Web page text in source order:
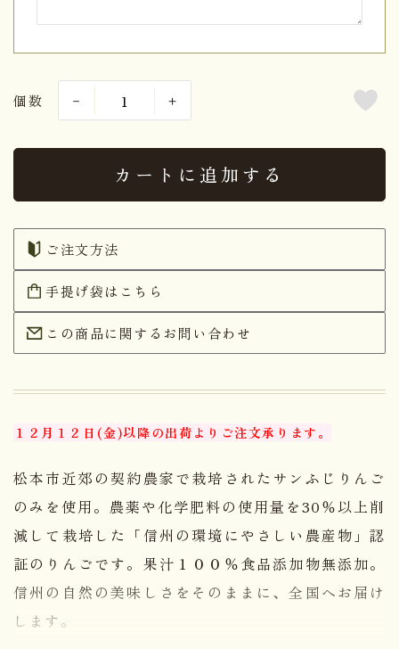
個数
カートに追加する
ご注文方法
手提げ袋はこちら
この商品に関するお問い合わせ
１２月１２日(金)以降の出荷よりご注文承ります。
松本市近郊の契約農家で栽培されたサンふじりんご
のみを使用。農薬や化学肥料の使用量を30％以上削
減して栽培した「信州の環境にやさしい農産物」認
証のりんごです。果汁１００％食品添加物無添加。
信州の自然の美味しさをそのままに、全国へお届け
します。